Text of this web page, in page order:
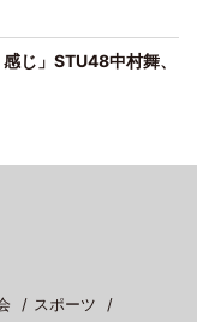
じ」STU48中村舞、
スポーツ